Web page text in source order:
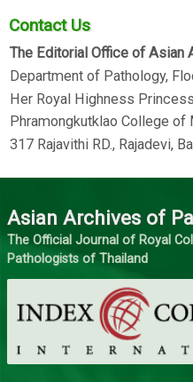
Contact Us
The Editorial Office of Asian
Department of Pathology,
Her Royal Highness
Phramongkutklao College of
317 Rajavithi RD., Rajadevi,
Asian Archives of
The Official Journal of Royal
Pathologists of Thailand